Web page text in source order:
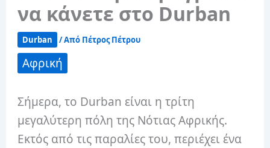
να κάνετε στο Durban
Durban / Από Πέτρος Πέτρου
Αφρική
Σήμερα, το Durban είναι η τρίτη
μεγαλύτερη πόλη της Νότιας Αφρικής.
Εκτός από τις παραλίες του, περιέχει ένα